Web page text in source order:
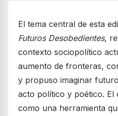
El tema central de esta
Futuros Desobedientes,
contexto sociopolítico
aumento de fronteras,
y propuso imaginar
acto político y poético. El
como una herramienta